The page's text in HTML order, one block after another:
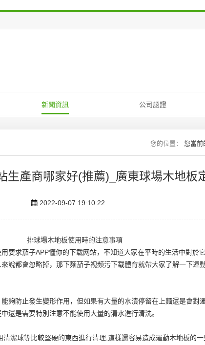
新聞資訊 公司認證
您當前
生產商哪家好(推薦)_廣東球場木地板
2022-09-07 19:10:22
排球場木地板使用時的注意事項
要求茄子APP懂你的下载网站，不知道大家在平時的生活中對於
說都會忽略掉，那下麵茄子视频污下载體育就帶大家了解一下運
夠防止發生變形作用，但如果有大量的水漬停留在上麵還是會對
還是需要特別注意不能使用大量的清水進行清洗。
潔球等比較堅硬的東西進行清理,這樣還容易造成運動木地板的